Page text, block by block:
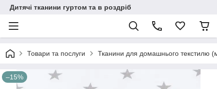
Дитячі тканини гуртом та в роздріб
Товари та послуги Тканини для домашнього текстилю
–15%